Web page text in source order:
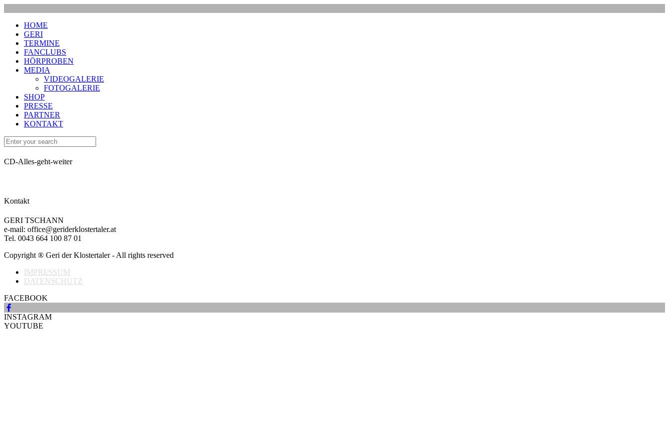
HOME
GERI
TERMINE
FANCLUBS
HÖRPROBEN
MEDIA
VIDEOGALERIE
FOTOGALERIE
SHOP
PRESSE
PARTNER
KONTAKT
CD-Alles-geht-weiter
Kontakt
GERI TSCHANN
e-mail: office@geriderklostertaler.at
Tel. 0043 664 100 87 01
Copyright ® Geri der Klostertaler - All rights reserved
IMPRESSUM
DATENSCHUTZ
FACEBOOK
INSTAGRAM
YOUTUBE